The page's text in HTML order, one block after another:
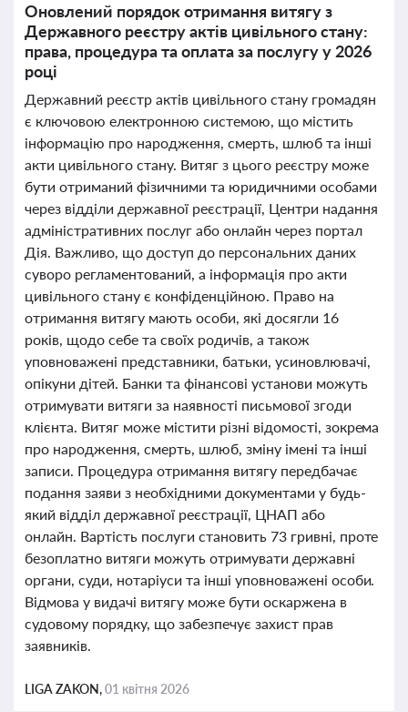
Оновлений порядок отримання витягу з
Державного реєстру актів цивільного стану:
права, процедура та оплата за послугу у 2026
році
Державний реєстр актів цивільного стану громадян
є ключовою електронною системою, що містить
інформацію про народження, смерть, шлюб та інші
акти цивільного стану. Витяг з цього реєстру може
бути отриманий фізичними та юридичними особами
через відділи державної реєстрації, Центри надання
адміністративних послуг або онлайн через портал
Дія. Важливо, що доступ до персональних даних
суворо регламентований, а інформація про акти
цивільного стану є конфіденційною. Право на
отримання витягу мають особи, які досягли 16
років, щодо себе та своїх родичів, а також
уповноважені представники, батьки, усиновлювачі,
опікуни дітей. Банки та фінансові установи можуть
отримувати витяги за наявності письмової згоди
клієнта. Витяг може містити різні відомості, зокрема
про народження, смерть, шлюб, зміну імені та інші
записи. Процедура отримання витягу передбачає
подання заяви з необхідними документами у будь-
який відділ державної реєстрації, ЦНАП або
онлайн. Вартість послуги становить 73 гривні, проте
безоплатно витяги можуть отримувати державні
органи, суди, нотаріуси та інші уповноважені особи.
Відмова у видачі витягу може бути оскаржена в
судовому порядку, що забезпечує захист прав
заявників.
LIGA ZAKON,01 квітня 2026